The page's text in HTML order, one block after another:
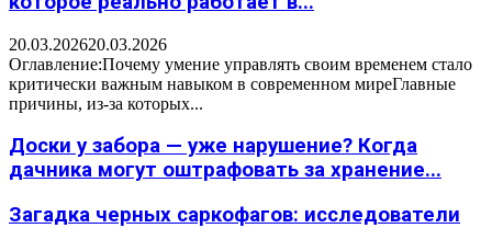
20.03.202620.03.2026
Оглавление:Почему умение управлять своим временем стало
критически важным навыком в современном миреГлавные
причины, из-за которых...
Доски у забора — уже нарушение? Когда
дачника могут оштрафовать за хранение...
Загадка черных саркофагов: исследователи